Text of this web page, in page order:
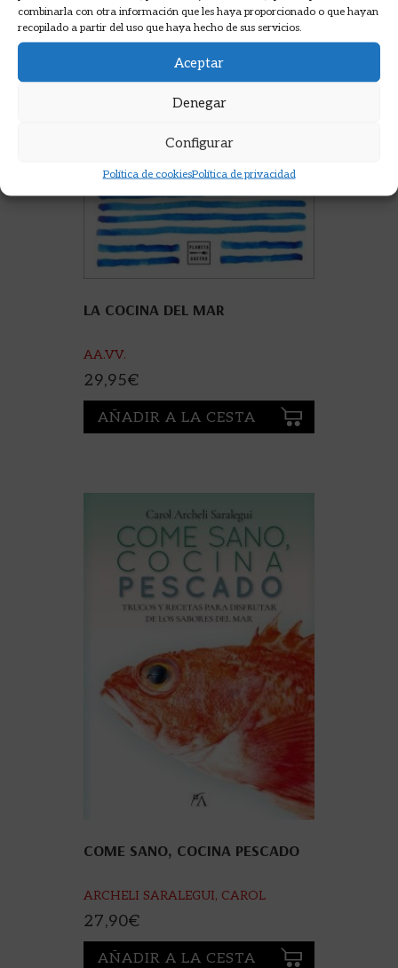
combinarla con otra información que les haya proporcionado o que hayan
recopilado a partir del uso que haya hecho de sus servicios.
Aceptar
Denegar
Configurar
Política de cookiesPolítica de privacidad
LA COCINA DEL MAR
AA.VV.
29,95€
AÑADIR A LA CESTA
COME SANO, COCINA PESCADO
ARCHELI SARALEGUI, CAROL
27,90€
AÑADIR A LA CESTA